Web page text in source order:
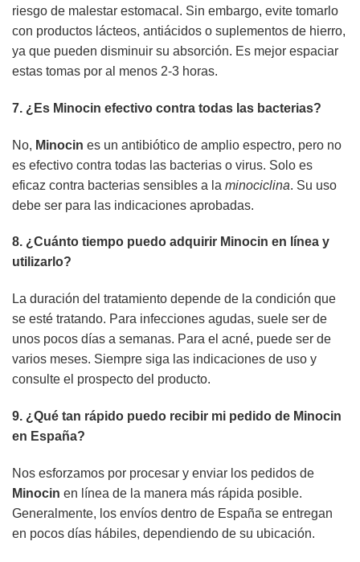
riesgo de malestar estomacal. Sin embargo, evite tomarlo
con productos lácteos, antiácidos o suplementos de hierro,
ya que pueden disminuir su absorción. Es mejor espaciar
estas tomas por al menos 2-3 horas.
7. ¿Es Minocin efectivo contra todas las bacterias?
No, Minocin es un antibiótico de amplio espectro, pero no
es efectivo contra todas las bacterias o virus. Solo es
eficaz contra bacterias sensibles a la minociclina. Su uso
debe ser para las indicaciones aprobadas.
8. ¿Cuánto tiempo puedo adquirir Minocin en línea y
utilizarlo?
La duración del tratamiento depende de la condición que
se esté tratando. Para infecciones agudas, suele ser de
unos pocos días a semanas. Para el acné, puede ser de
varios meses. Siempre siga las indicaciones de uso y
consulte el prospecto del producto.
9. ¿Qué tan rápido puedo recibir mi pedido de Minocin
en España?
Nos esforzamos por procesar y enviar los pedidos de
Minocin en línea de la manera más rápida posible.
Generalmente, los envíos dentro de España se entregan
en pocos días hábiles, dependiendo de su ubicación.